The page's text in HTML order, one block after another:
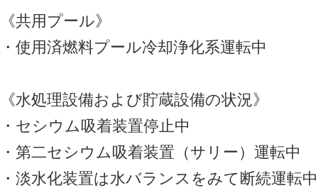
《共用プール》
・使用済燃料プール冷却浄化系運転中
《水処理設備および貯蔵設備の状況》
・セシウム吸着装置停止中
・第二セシウム吸着装置（サリー）運転中
・淡水化装置は水バランスをみて断続運転中